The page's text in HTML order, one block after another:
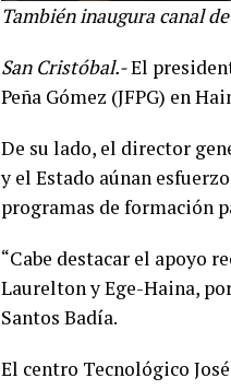
También inaugura canal
San Cristóbal.-El
Peña Gómez (JFPG) en
De su lado, el director
y el Estado aúnan
programas de formación
“Cabe destacar el apoyo
Laurelton y Ege-Haina,
Santos Badía.
El centro Tecnológico